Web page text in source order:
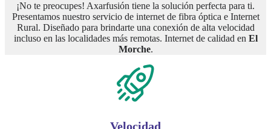
¡No te preocupes! Axarfusión tiene la solución perfecta para ti.
Presentamos nuestro servicio de internet de fibra óptica e Internet
Rural. Diseñado para brindarte una conexión de alta velocidad
incluso en las localidades más remotas. Internet de calidad en El
Morche.
Velocidad